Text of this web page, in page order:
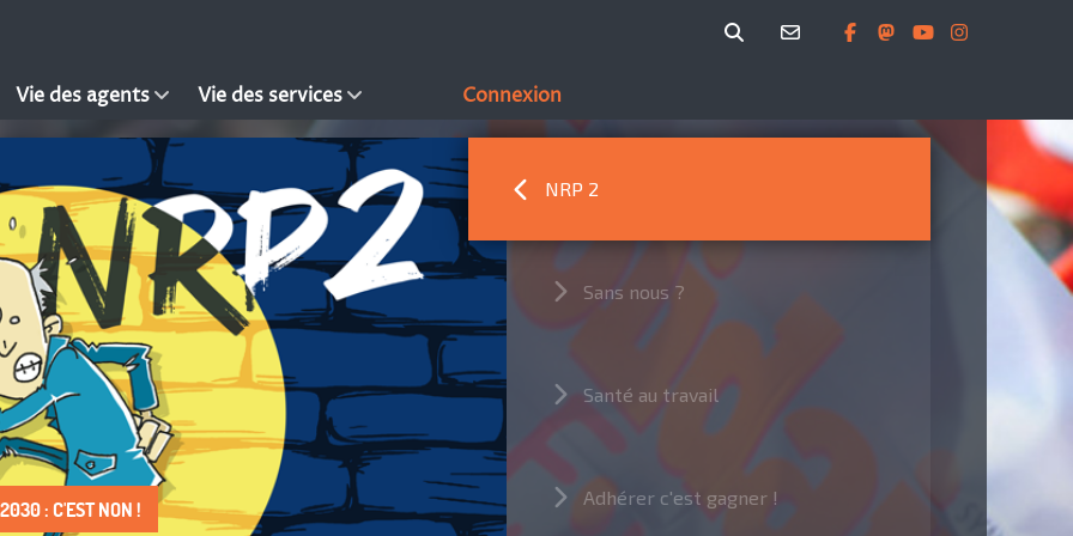
Vie des agents Vie des services Connexion
: C'EST NON !
DROIT À FAIRE VIVRE !
NRP 2
Sans nous ?
Santé au travail
Adhérer c'est gagner !